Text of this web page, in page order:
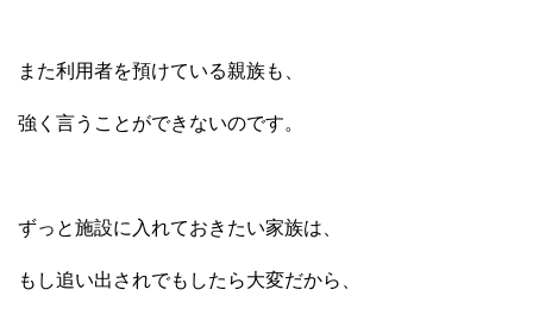
また利用者を預けている親族も、
強く言うことができないのです。
ずっと施設に入れておきたい家族は、
もし追い出されでもしたら大変だから、